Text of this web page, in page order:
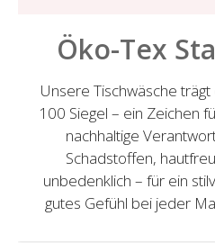
Öko-Tex
Unsere Tischwäsche
100 Siegel – ein Zeichen
nachhaltige
Schadstoffen,
unbedenklich – für ein
gutes Gefühl bei jeder